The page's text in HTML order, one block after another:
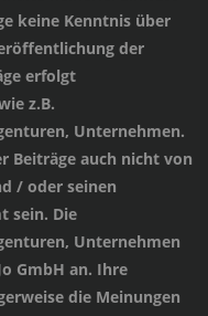
keine Kenntnis über
der
erfolgt
z.B.
Unternehmen.
Beiträge auch nicht von
/ oder seinen
sein. Die
Unternehmen
GmbH an. Ihre
die Meinungen